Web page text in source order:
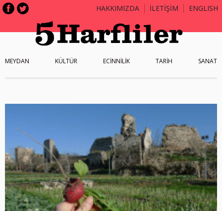
HAKKIMIZDA İLETİŞİM ENGLISH
MEYDAN KÜLTÜR ECİNNİLİK TARİH SANAT